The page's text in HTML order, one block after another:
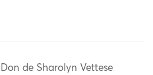
Don de Sharolyn Vettese